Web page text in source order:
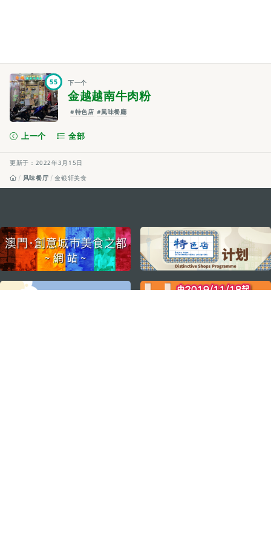
55 下一个
金越越南牛肉粉
#特色店 #風味餐廳
上一个 全部
更新于：2022年3月15日
风味餐厅
金银轩美食
external links